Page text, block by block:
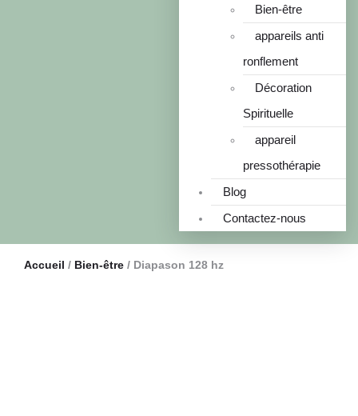
Bien-être
appareils anti
ronflement
Décoration
Spirituelle
appareil
pressothérapie
Blog
Contactez-nous
Accueil / Bien-être / Diapason 128 hz